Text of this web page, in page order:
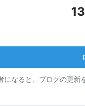
になると、ブログの更新